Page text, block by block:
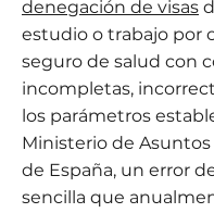
denegación de visas
estudio o trabajo por
seguro de salud con
incompletas,
los parámetros
Ministerio de
de España, un error
sencilla que